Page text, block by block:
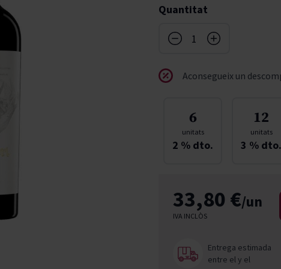
Pago del Cielo
Valduero
Quantitat
Aconsegueix un
6
unitats
2 % dto.
12
unitats
3 % dto.
33,80 €/un
IVA INCLÒS
Entrega estimada
entre ely el